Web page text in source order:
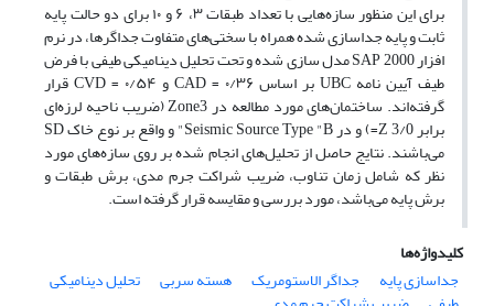
برای این منظور سازه‌هایی با تعداد طبقات ۳، ۶ و ۱۰ برای دو حالت پایه
ثابت و پایه جداسازی شده همراه با سختی‌های متفاوت جداگرها، در نرم
افزار SAP 2000 مدل سازی شده و تحت تحلیل دینامیکی طیفی با فرض
طیف آیین نامه UBC بر اساس ۰/۳۶ = CAD و ۰/۵۴ = CVD قرار
گرفته‌اند. ساختمان‌های مورد مطالعه در Zone3 (ضریب ناحیه لرزه‌ای
برابر 3/0 Z=) و در Seismic Source Type "B" و واقع بر نوع خاک SD
می‌باشند. نتایج حاصل از تحلیل‌های انجام شده بر روی سازه‌های مورد
نظر که شامل زمان تناوب، ضریب شراکت جرم مدی، برش طبقات و
برش پایه می‌باشد، مورد بررسی و مقایسه قرار گرفته است.
کلیدواژه‌ها
جداسازی پایه
جداگر الاستومریک هسته سربی تحلیل دینامیکی